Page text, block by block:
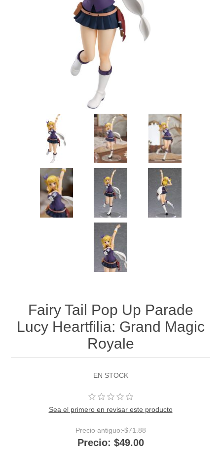
Fairy Tail Pop Up Parade
Lucy Heartfilia: Grand Magic
Royale
EN STOCK
Sea el primero en revisar este producto
Precio antiguo: $71.88
Precio: $49.00